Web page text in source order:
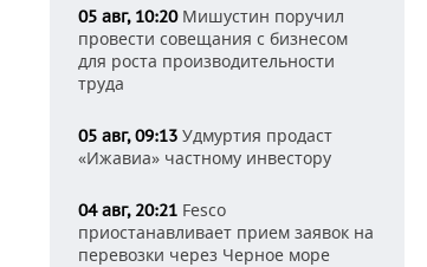
05 авг, 10:20Мишустин поручил
провести совещания с бизнесом
для роста производительности
труда
05 авг, 09:13 Удмуртия продаст
«Ижавиа» частному инвестору
04 авг, 20:21 Fesco
приостанавливает прием заявок на
перевозки через Черное море